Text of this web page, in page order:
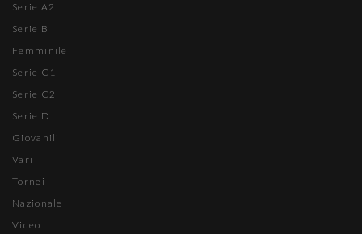
Serie A2
Serie B
Femminile
Serie C1
Serie C2
Serie D
Giovanili
Vari
Tornei
Nazionale
Video